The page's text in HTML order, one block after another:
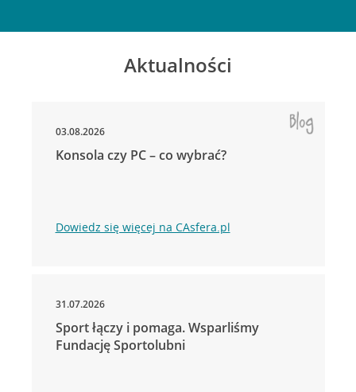
Aktualności
03.08.2026
Konsola czy PC – co wybrać?
Dowiedz się więcej na CAsfera.pl
31.07.2026
Sport łączy i pomaga. Wsparliśmy
Fundację Sportolubni